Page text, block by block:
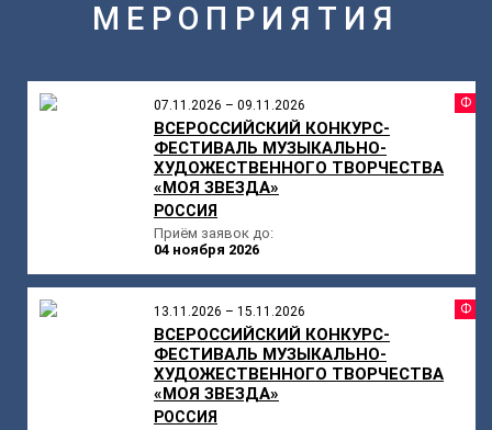
МЕРОПРИЯТИЯ
07.11.2026 – 09.11.2026
ВСЕРОССИЙСКИЙ КОНКУРС-
ФЕСТИВАЛЬ МУЗЫКАЛЬНО-
ХУДОЖЕСТВЕННОГО ТВОРЧЕСТВА
«МОЯ ЗВЕЗДА»
РОССИЯ
Приём заявок до:
04 ноября 2026
13.11.2026 – 15.11.2026
ВСЕРОССИЙСКИЙ КОНКУРС-
ФЕСТИВАЛЬ МУЗЫКАЛЬНО-
ХУДОЖЕСТВЕННОГО ТВОРЧЕСТВА
«МОЯ ЗВЕЗДА»
РОССИЯ